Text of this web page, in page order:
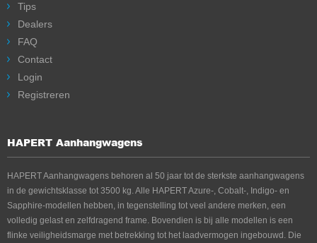
Tips
Dealers
FAQ
Contact
Login
Registreren
HAPERT Aanhangwagens
HAPERT Aanhangwagens behoren al 50 jaar tot de sterkste aanhangwagens
in de gewichtsklasse tot 3500 kg. Alle HAPERT Azure-, Cobalt-, Indigo- en
Sapphire-modellen hebben, in tegenstelling tot veel andere merken, een
volledig gelast en zelfdragend frame. Bovendien is bij alle modellen is een
flinke veiligheidsmarge met betrekking tot het laadvermogen ingebouwd. Die